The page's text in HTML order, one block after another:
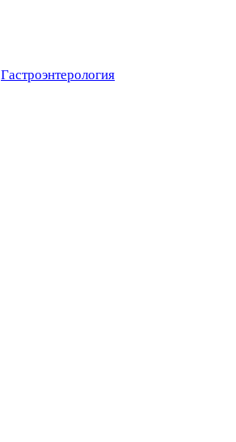
Гастроэнтерология